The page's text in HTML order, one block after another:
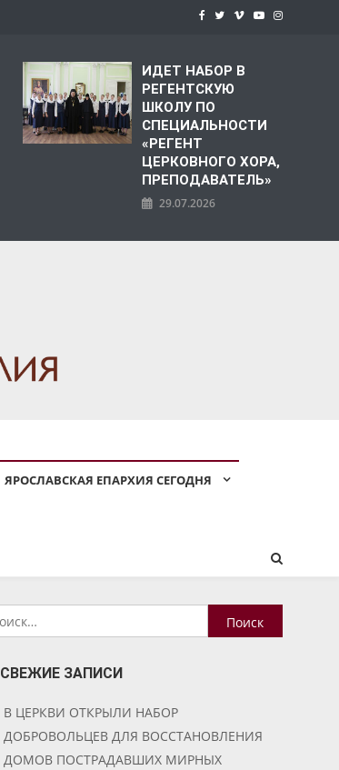
ИДЕТ НАБОР В
РЕГЕНТСКУЮ
ШКОЛУ ПО
СПЕЦИАЛЬНОСТИ
«РЕГЕНТ
ЦЕРКОВНОГО ХОРА,
ПРЕПОДАВАТЕЛЬ»
29.07.2026
ЯРОСЛАВСКАЯ ЕПАРХИЯ СЕГОДНЯ
Найти:
СВЕЖИЕ ЗАПИСИ
В ЦЕРКВИ ОТКРЫЛИ НАБОР
ДОБРОВОЛЬЦЕВ ДЛЯ ВОССТАНОВЛЕНИЯ
ДОМОВ ПОСТРАДАВШИХ МИРНЫХ